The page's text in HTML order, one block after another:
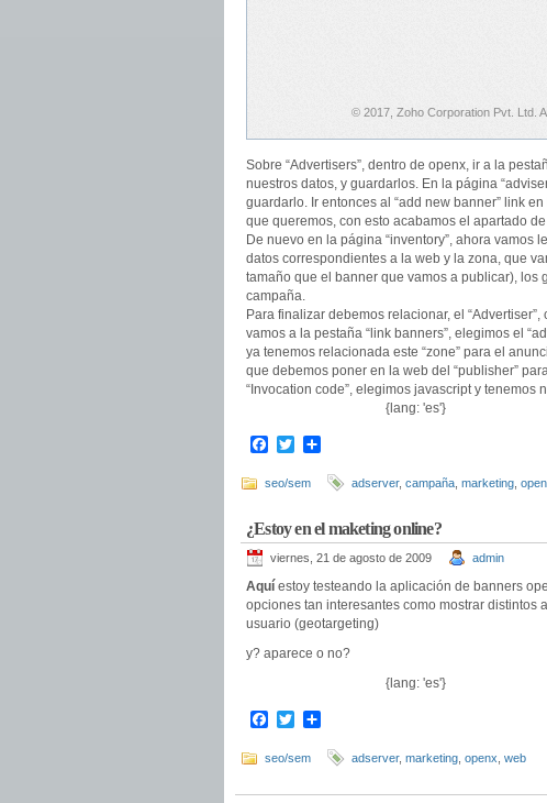
Sobre “Advertisers”, dentro de openx, ir a la
nuestros datos, y guardarlos. En la página
guardarlo. Ir entonces al “add new banner” link
que queremos, con esto acabamos el apartado de
De nuevo en la página “inventory”, ahora vamos
datos correspondientes a la web y la zona, que
tamaño que el banner que vamos a publicar),
campaña.
Para finalizar debemos relacionar, el
vamos a la pestaña “link banners”, elegimos el
ya tenemos relacionada este “zone” para el
que debemos poner en la web del “publisher”
“Invocation code”, elegimos javascript y tenemos
{lang: 'es'}
Facebook
Twitter
seo/sem adserver, campaña marketing
¿Estoy en el maketing online?
viernes, 21 de agosto de 2009 admin
Aquí estoy testeando la aplicación de banners
opciones tan interesantes como mostrar
usuario (geotargeting)
y? aparece o no?
{lang: 'es'}
Facebook
Twitter
seo/sem adserver, marketing openx web